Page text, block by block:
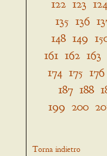
122 123 124
135 136
148 149
161 162 163
174 175 176
187 188
199 200
Torna indietro